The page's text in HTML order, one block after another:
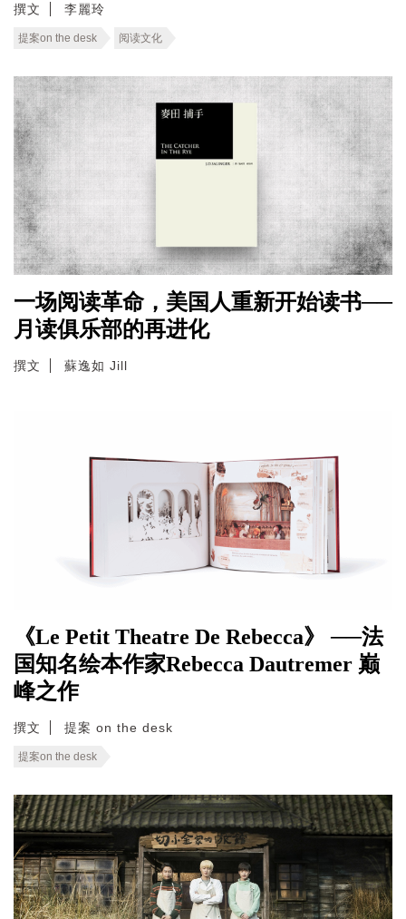
撰文 李麗玲
提案on the desk 阅读文化
一场阅读革命，美国人重新开始读书──
月读俱乐部的再进化
撰文 蘇逸如 Jill
《Le Petit Theatre De Rebecca》 ──法
国知名绘本作家Rebecca Dautremer 巅
峰之作
撰文 提案 on the desk
提案on the desk